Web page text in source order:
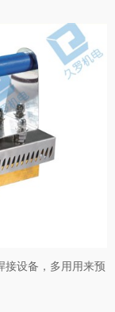
接设备，多用用来预